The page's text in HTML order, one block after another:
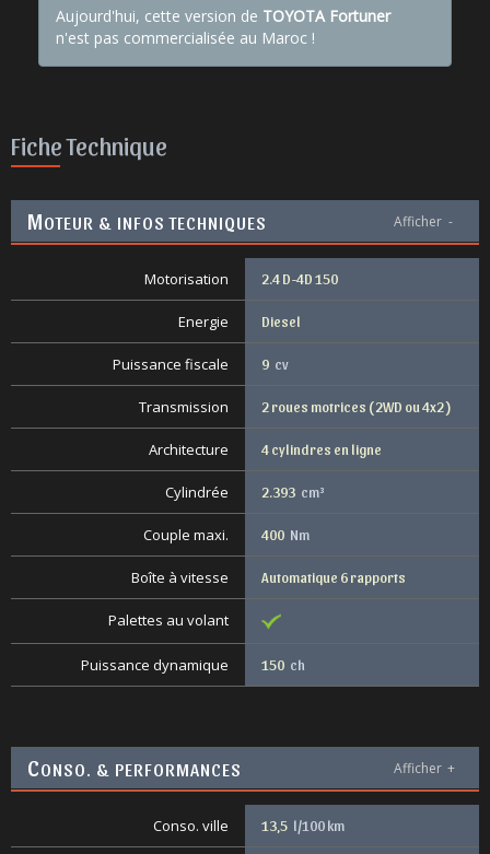
Aujourd'hui, cette version de TOYOTA Fortuner
n'est pas commercialisée au Maroc !
Fiche Technique
MOTEUR & INFOS TECHNIQUES Afficher -
Motorisation 2.4 D-4D 150
Energie Diesel
Puissance fiscale 9 cv
Transmission 2 roues motrices ( 2WD ou 4x2 )
Architecture 4 cylindres en ligne
Cylindrée 2.393 cm³
Couple maxi. 400 Nm
Boîte à vitesse Automatique 6 rapports
Palettes au volant
Puissance dynamique 150 ch
CONSO. & PERFORMANCES Afficher +
Conso. ville 13,5 l/100 km